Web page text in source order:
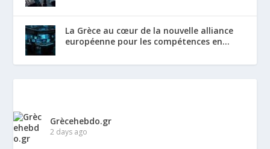
La Grèce au cœur de la nouvelle alliance
européenne pour les compétences en...
Grècehebdo.gr
2 days ago